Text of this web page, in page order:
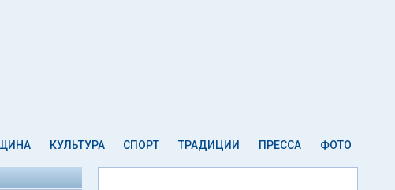
КУЛЬТУРА СПОРТ ТРАДИЦИИ ПРЕССА ФОТО